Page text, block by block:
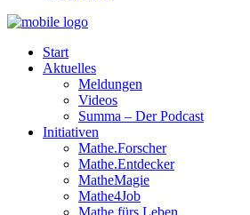
Start
Aktuelles
Meldungen
Videos
Summa – Der Podcast
Initiativen
Mathe.Forscher
Mathe.Entdecker
MatheMagie
Mathe4Job
Mathe fürs Leben